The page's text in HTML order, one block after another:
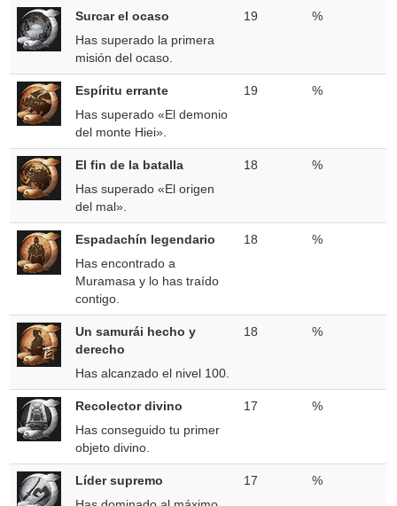
Surcar el ocaso
Has superado la primera
misión del ocaso.
19 %
Espíritu errante
Has superado «El demonio
del monte Hiei».
19 %
El fin de la batalla
Has superado «El origen
del mal».
18 %
Espadachín legendario
Has encontrado a
Muramasa y lo has traído
contigo.
18 %
Un samurái hecho y
derecho
Has alcanzado el nivel 100.
18 %
Recolector divino
Has conseguido tu primer
objeto divino.
17 %
Líder supremo
17 %